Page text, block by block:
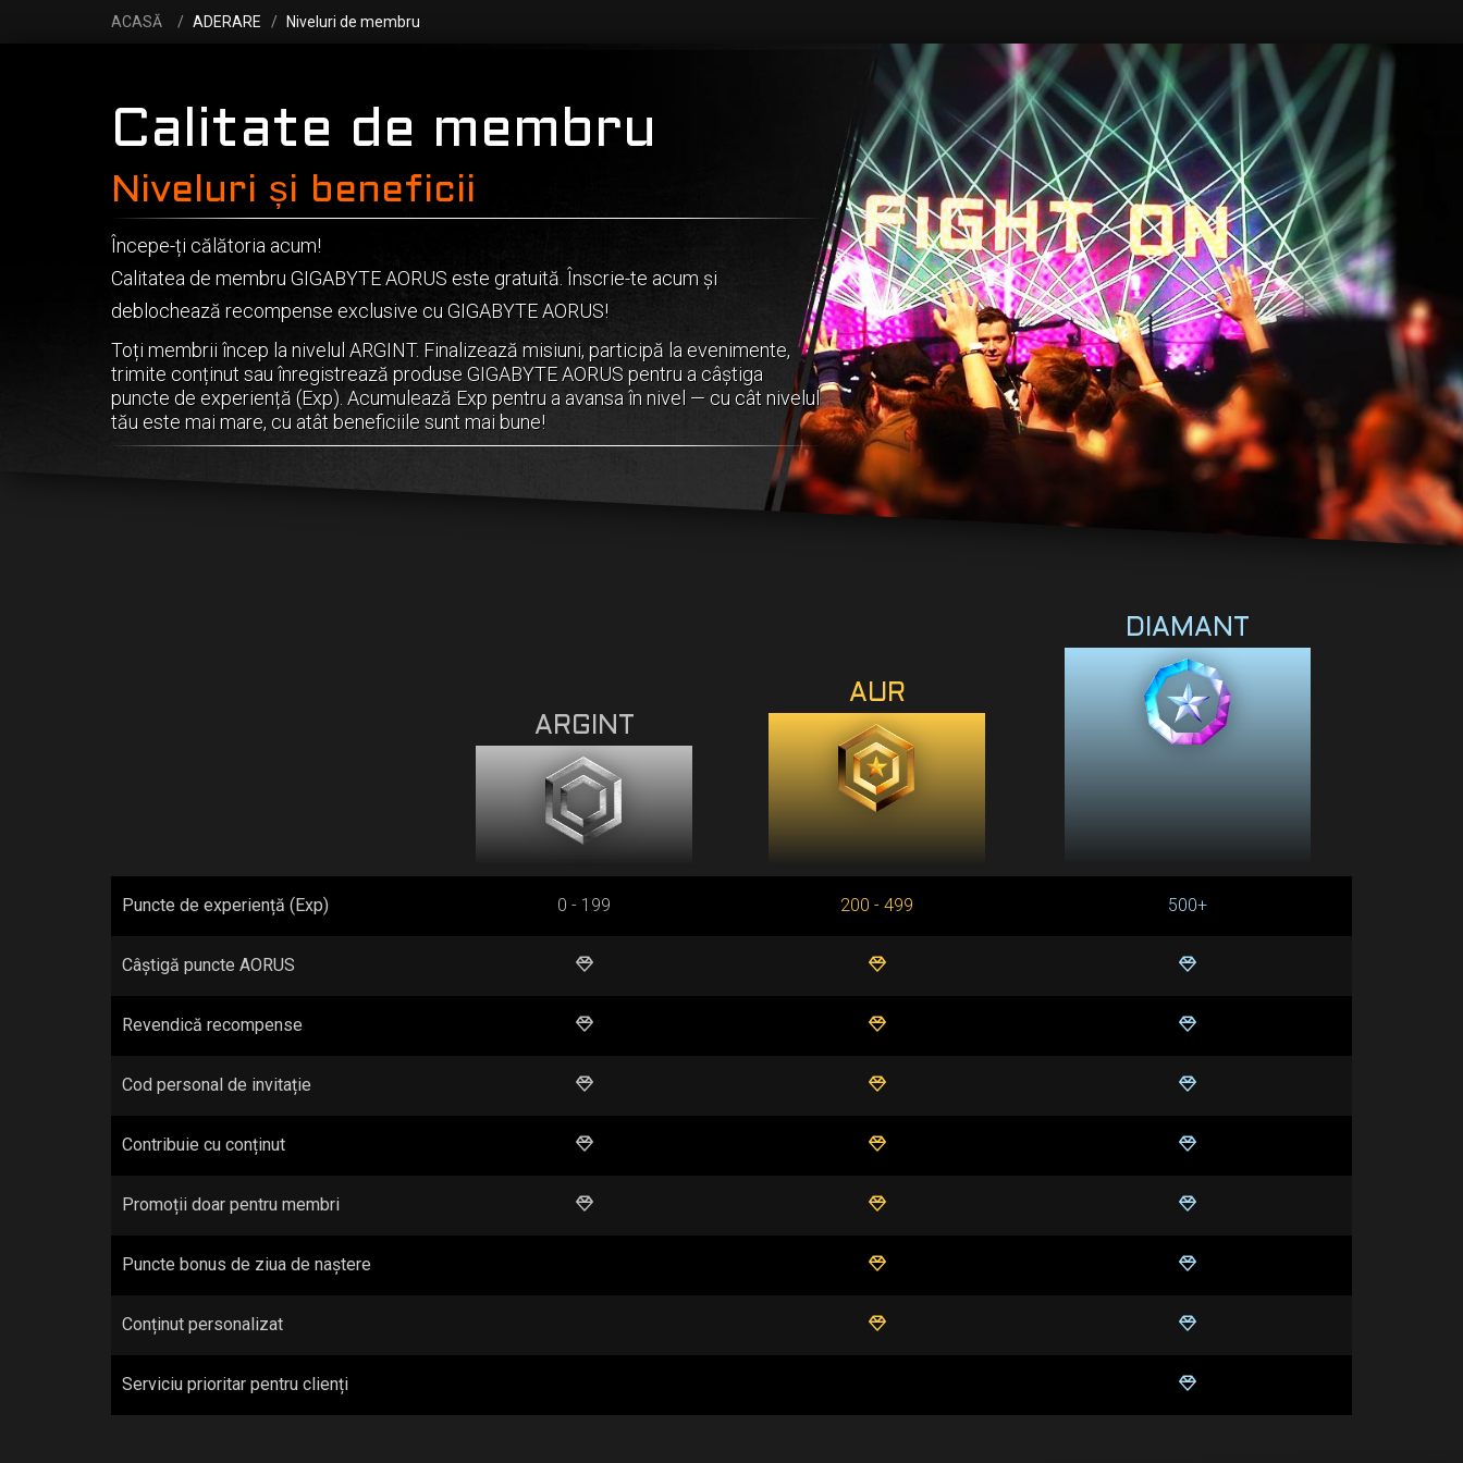
ACASĂ ADERARE Niveluri de membru
Calitate de membru
Niveluri și beneficii
Începe-ți călătoria acum!
Calitatea de membru GIGABYTE AORUS este gratuită. Înscrie-te acum și
deblochează recompense exclusive cu GIGABYTE AORUS!
Toți membrii încep la nivelul ARGINT. Finalizează misiuni, participă la evenimente,
trimite conținut sau înregistrează produse GIGABYTE AORUS pentru a câștiga
puncte de experiență (Exp). Acumulează Exp pentru a avansa în nivel — cu cât nivelul
tău este mai mare, cu atât beneficiile sunt mai bune!
Puncte de experiență (Exp)
Câștigă puncte AORUS
Revendică recompense
Cod personal de invitație
Contribuie cu conținut
Promoții doar pentru membri
Puncte bonus de ziua de naștere
Conținut personalizat
Serviciu prioritar pentru clienți
ARGINT
AUR
DIAMANT
0 - 199 200 - 499 500+